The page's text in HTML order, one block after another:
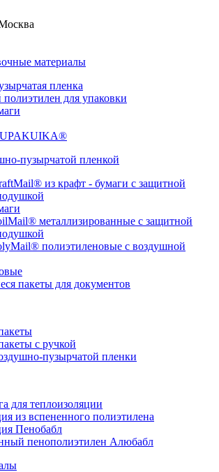
материалы
пленка
для упаковки
пузырчатой пленкой
из крафт - бумаги с защитной
металлизированные с защитной
полиэтиленовые с воздушной
пакеты для документов
с ручкой
пузырчатой пленки
для теплоизоляции
из вспененного полиэтилена
Пенобабл
пенополиэтилен Алюбабл